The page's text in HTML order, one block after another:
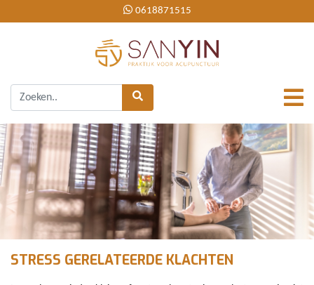
0618871515
STRESS GERELATEERDE KLACHTEN